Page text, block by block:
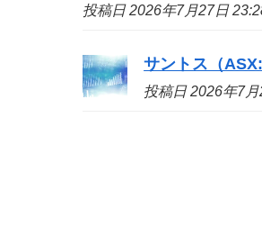
投稿日 2026年7月27日
サントス（
投稿日 2026年7月